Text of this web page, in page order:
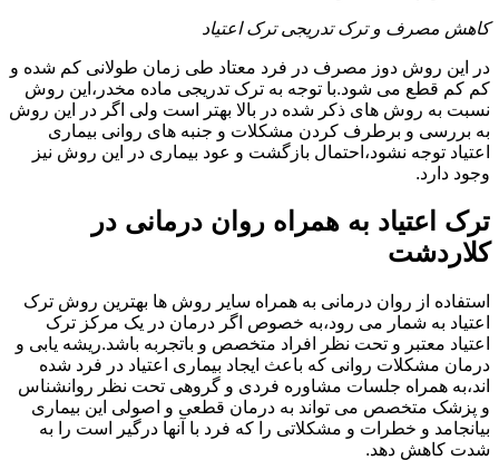
کاهش مصرف و ترک تدریجی ترک اعتیاد
در این روش دوز مصرف در فرد معتاد طی زمان طولانی کم شده و
کم کم قطع می شود.با توجه به ترک تدریجی ماده مخدر،این روش
نسبت به روش های ذکر شده در بالا بهتر است ولی اگر در این روش
به بررسی و برطرف کردن مشکلات و جنبه های روانی بیماری
اعتیاد توجه نشود،احتمال بازگشت و عود بیماری در این روش نیز
وجود دارد.
ترک اعتیاد به همراه روان درمانی در
کلاردشت
استفاده از روان درمانی به همراه سایر روش ها بهترین روش ترک
اعتیاد به شمار می رود،به خصوص اگر درمان در یک مرکز ترک
اعتیاد معتبر و تحت نظر افراد متخصص و باتجربه باشد.ریشه یابی و
درمان مشکلات روانی که باعث ایجاد بیماری اعتیاد در فرد شده
اند،به همراه جلسات مشاوره فردی و گروهی تحت نظر روانشناس
و پزشک متخصص می تواند به درمان قطعی و اصولی این بیماری
بیانجامد و خطرات و مشکلاتی را که فرد با آنها درگیر است را به
شدت کاهش دهد.